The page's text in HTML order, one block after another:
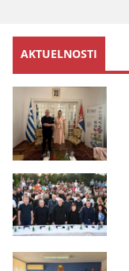
AKTUELNOSTI